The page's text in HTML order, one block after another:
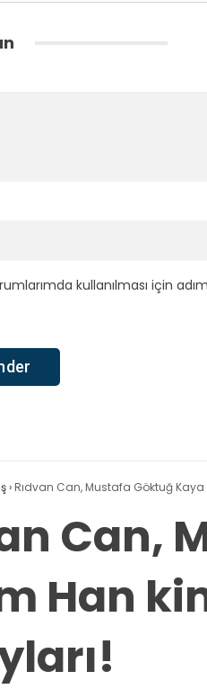
kullanılması için
› Rıdvan Can, Mustafa Göktuğ Kaya
Can,
Han